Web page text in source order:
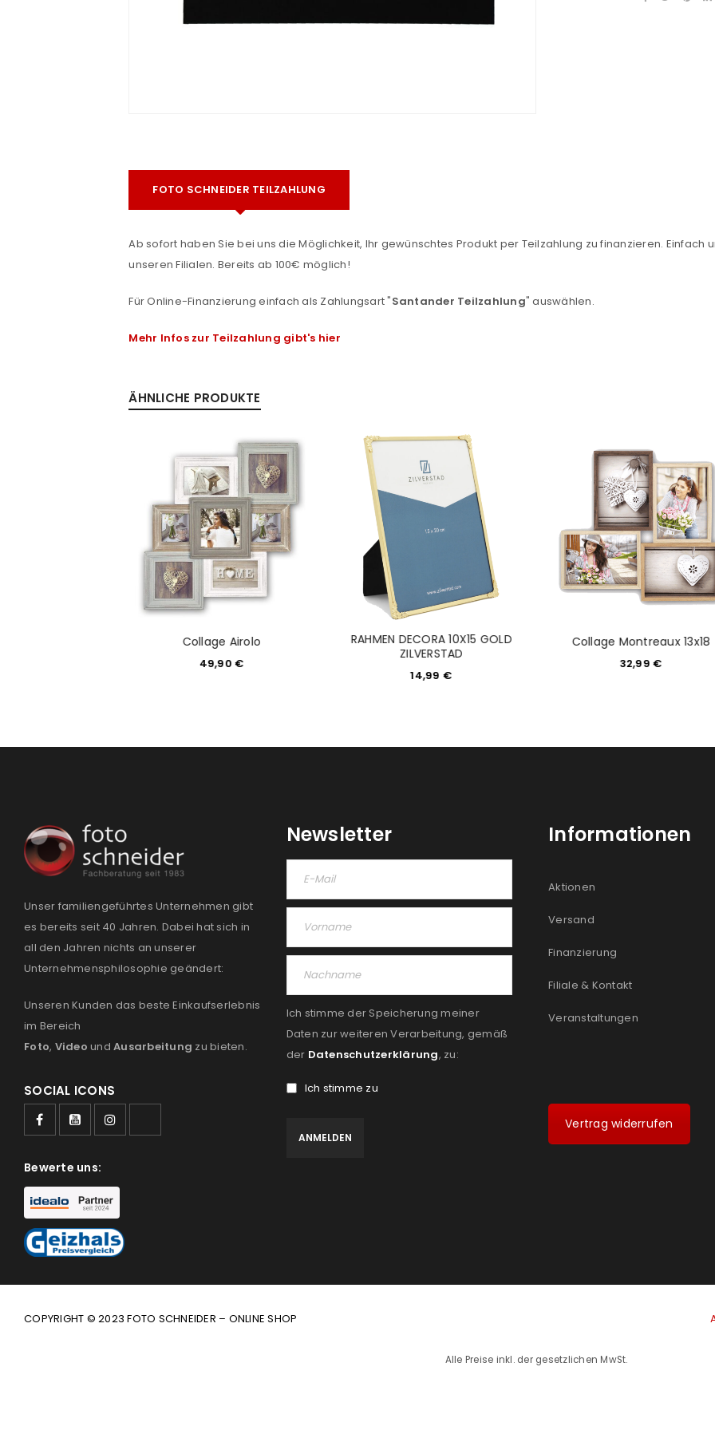
ANMELDEN
Benutzername oder E-Mail-Adresse
Anmeldeformular geschützt durch
Angemeldet bleiben
ANMELDEN
PASSWORT VERGESSEN?
Ich stimme zu
Ja, ich möchte ein
Datenschutzerklärung. *
REGISTRIEREN
FOTO SCHNEIDER TEILZAHLUNG
Ab sofort haben Sie bei uns die Möglichkeit, Ihr gewünschtes Produkt per Teilzahlung zu finanzieren. Einfach
unseren Filialen. Bereits ab 100€ möglich!
Für Online-Finanzierung einfach als Zahlungsart "Santander Teilzahlung" auswählen.
Mehr Infos zur Teilzahlung gibt's hier
ÄHNLICHE PRODUKTE
Collage Airolo
49,90 €
RAHMEN DECORA 10X15 GOLD
ZILVERSTAD
14,99 €
Collage Montreaux 13x18
32,99€
Unser familiengeführtes Unternehmen gibt
es bereits seit 40 Jahren. Dabei hat sich in
all den Jahren nichts an unserer
Unternehmensphilosophie geändert:
Unseren Kunden das beste Einkaufserlebnis
im Bereich
Foto, Video und Ausarbeitung zu bieten.
SOCIAL ICONS
Bewerte uns:
Newsletter
Ich stimme der Speicherung meiner
Daten zur weiteren Verarbeitung, gemäß
der Datenschutzerklärung, zu:
Ich stimme zu
Informationen
Aktionen
Versand
Finanzierung
Filiale & Kontakt
Veranstaltungen
Vertrag widerrufen
COPYRIGHT © 2023 FOTO SCHNEIDER – ONLINE SHOP
Alle Preise inkl. der gesetzlichen MwSt.